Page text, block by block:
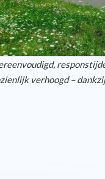
verhoogd –